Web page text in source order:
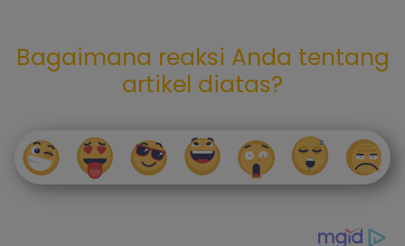
Bagaimana reaksi Anda tentang
artikel diatas?